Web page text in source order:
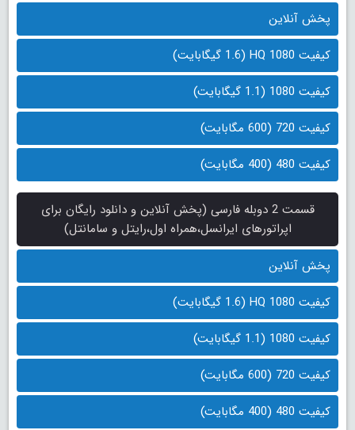
پخش آنلاین
کیفیت 1080 HQ (1.6 گیگابایت)
کیفیت 1080 (1.1 گیگابایت)
کیفیت 720 (600 مگابایت)
کیفیت 480 (400 مگابایت)
قسمت 2 دوبله فارسی (پخش آنلاین و دانلود رایگان برای
اپراتورهای ایرانسل،همراه اول،رایتل و سامانتل)
پخش آنلاین
کیفیت 1080 HQ (1.6 گیگابایت)
کیفیت 1080 (1.1 گیگابایت)
کیفیت 720 (600 مگابایت)
کیفیت 480 (400 مگابایت)